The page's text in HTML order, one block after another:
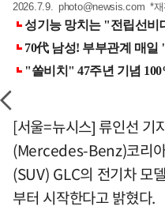
2026.7.9.photo@newsis.com *
[서울=뉴시스] 류인선 기
(Mercedes-Benz)코리
(SUV) GLC의 전기차 모
부터 시작한다고 밝혔다.